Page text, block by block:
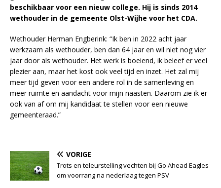
beschikbaar voor een nieuw college. Hij is sinds 2014
wethouder in de gemeente Olst-Wijhe voor het CDA.
Wethouder Herman Engberink: “Ik ben in 2022 acht jaar
werkzaam als wethouder, ben dan 64 jaar en wil niet nog vier
jaar door als wethouder. Het werk is boeiend, ik beleef er veel
plezier aan, maar het kost ook veel tijd en inzet. Het zal mij
meer tijd geven voor een andere rol in de samenleving en
meer ruimte en aandacht voor mijn naasten. Daarom zie ik er
ook van af om mij kandidaat te stellen voor een nieuwe
gemeenteraad.”
VORIGE
Trots en teleurstelling vechten bij Go Ahead Eagles
om voorrang na nederlaag tegen PSV